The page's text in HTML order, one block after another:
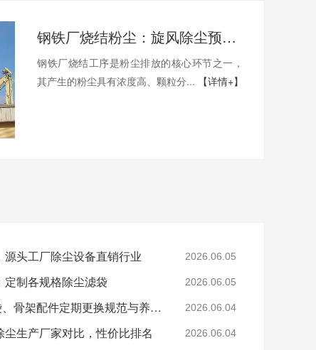
钢铁厂烧结粉尘：旋风除尘预处理技术要点
钢铁厂烧结工序是粉尘排放的核心环节之一，
其产生的粉尘具有浓度高、颗粒分...
【详情+】
头工厂除尘设备直销行业 2026.06.05
制各规格除尘滤袋 2026.06.05
除尘设备运维方案：布袋、骨架配件定期更换规范与养护标准 2026.06.04
生产厂家对比，性价比排名 2026.06.04